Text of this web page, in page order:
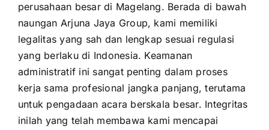
perusahaan besar di Magelang. Berada di bawah
naungan Arjuna Jaya Group, kami memiliki
legalitas yang sah dan lengkap sesuai regulasi
yang berlaku di Indonesia. Keamanan
administratif ini sangat penting dalam proses
kerja sama profesional jangka panjang, terutama
untuk pengadaan acara berskala besar. Integritas
inilah yang telah membawa kami mencapai